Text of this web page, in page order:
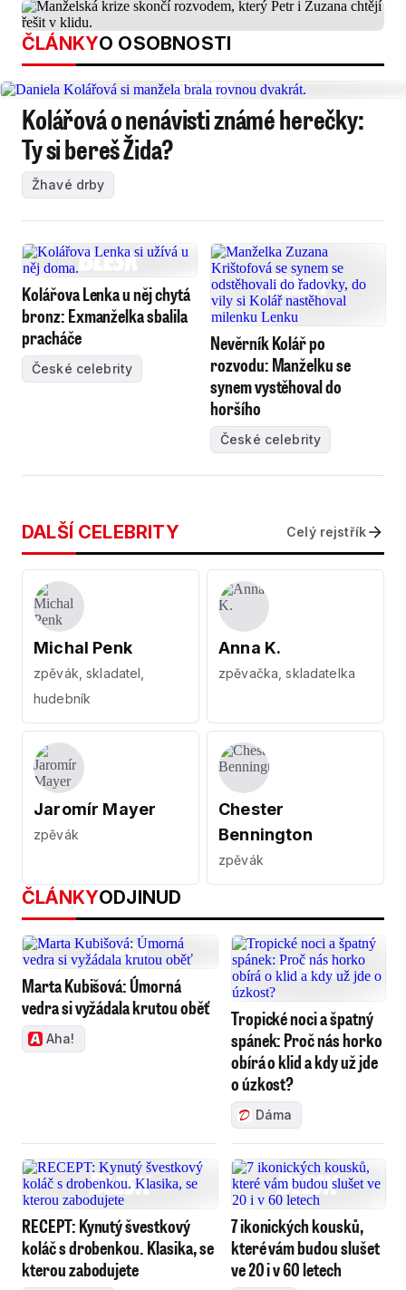
ČLÁNKYO OSOBNOSTI
Kolářová o nenávisti známé herečky:
Ty si bereš Žida?
Žhavé drby
Kolářova Lenka u něj chytá
bronz: Exmanželka sbalila
pracháče
České celebrity
Nevěrník Kolář po
rozvodu: Manželku se
synem vystěhoval do
horšího
České celebrity
DALŠÍ CELEBRITY Celý rejstřík
Michal Penk
zpěvák, skladatel,
hudebník
Anna K.
zpěvačka, skladatelka
Jaromír Mayer
zpěvák
Chester
Bennington
zpěvák
ČLÁNKYODJINUD
Marta Kubišová: Úmorná
vedra si vyžádala krutou oběť
Aha!
Tropické noci a špatný
spánek: Proč nás horko
obírá o klid a kdy už jde
o úzkost?
Dáma
RECEPT: Kynutý švestkový
koláč s drobenkou. Klasika, se
kterou zabodujete
7 ikonických kousků,
které vám budou slušet
ve 20 i v 60 letech